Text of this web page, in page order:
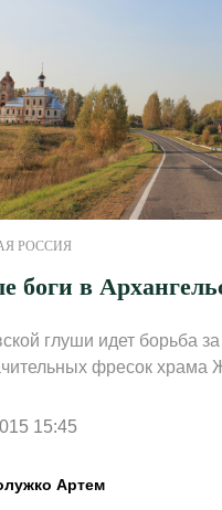
РОССИЯ
боги в
глуши идет борьба
фресок храма
15:45
Артем